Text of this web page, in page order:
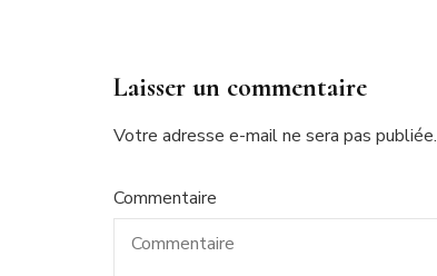
Laisser un commentaire
Votre adresse e-mail ne sera pas publiée.
Commentaire